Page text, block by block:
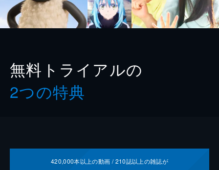
無料トライアルの
2つの特典
420,000本以上の動画 /210誌以上の雑誌が